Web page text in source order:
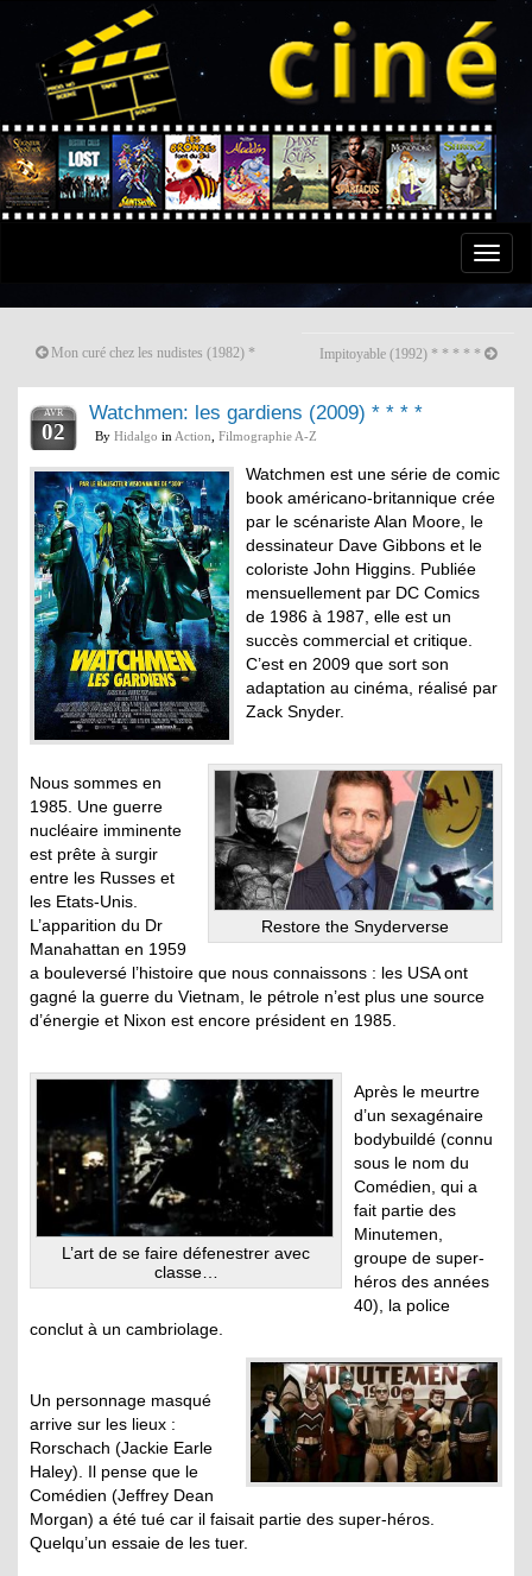
Toggle
Mon curé chez les nudistes (1982) * Impitoyable (1992) * * * * *
AVR
02
Watchmen: les gardiens (2009) * * * *
By Hidalgo in Action Filmographie A-Z
Watchmen est une série de comic
book américano-britannique crée
par le scénariste Alan Moore, le
dessinateur Dave Gibbons et le
coloriste John Higgins. Publiée
mensuellement par DC Comics
de 1986 à 1987, elle est un
succès commercial et critique.
C’est en 2009 que sort son
adaptation au cinéma, réalisé par
Zack Snyder.
Restore the Snyderverse
Nous sommes en
1985. Une guerre
nucléaire imminente
est prête à surgir
entre les Russes et
les Etats-Unis.
L’apparition du Dr
Manahattan en 1959
a bouleversé l’histoire que nous connaissons : les USA ont
gagné la guerre du Vietnam, le pétrole n’est plus une source
d’énergie et Nixon est encore président en 1985.
L’art de se faire défenestrer avec
classe…
Après le meurtre
d’un sexagénaire
bodybuildé (connu
sous le nom du
Comédien, qui a
fait partie des
Minutemen,
groupe de super-
héros des années
40), la police
conclut à un cambriolage.
Un personnage masqué
arrive sur les lieux :
Rorschach (Jackie Earle
Haley). Il pense que le
Comédien (Jeffrey Dean
Morgan) a été tué car il faisait partie des super-héros.
Quelqu’un essaie de les tuer.